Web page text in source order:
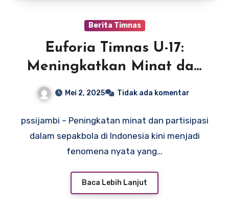
Berita Timnas
Euforia Timnas U-17:
Meningkatkan Minat dan
Partisipasi Sepakbola di
Seluruh Nusantara
Mei 2, 2025 Tidak ada komentar
pssijambi – Peningkatan minat dan partisipasi
dalam sepakbola di Indonesia kini menjadi
fenomena nyata yang…
Baca Lebih Lanjut